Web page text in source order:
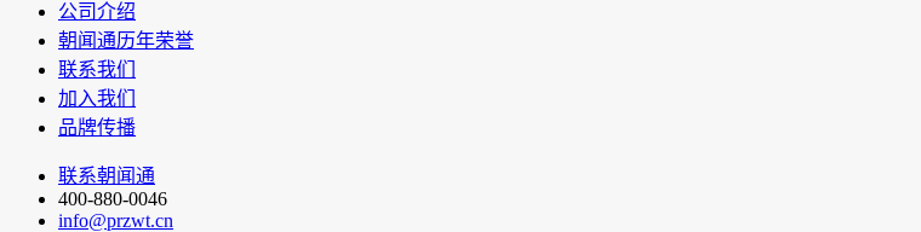
公司介绍
朝闻通历年荣誉
联系我们
加入我们
品牌传播
联系朝闻通
400-880-0046
info@przwt.cn